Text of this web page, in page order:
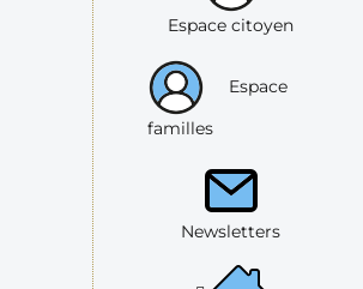
Espace citoyen
Espace
familles
Newsletters